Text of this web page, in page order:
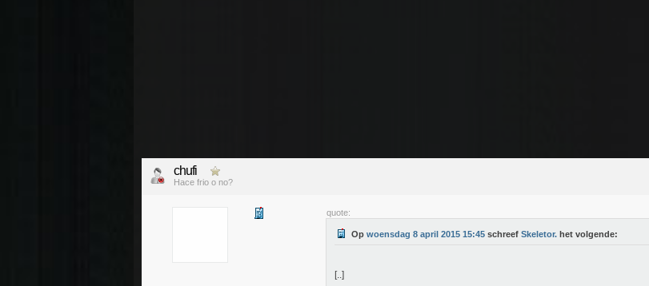
chufi
Hace frio o no?
quote:
Op woensdag 8 april 2015 15:45 schreef Skeletor. het volgende:
[..]